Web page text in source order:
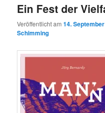
Ein Fest der
Veröffentlicht am14.
Schimming